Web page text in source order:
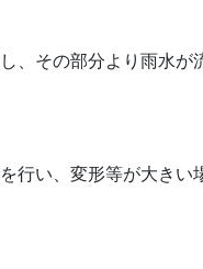
、その部分より雨水が
行い、変形等が大きい